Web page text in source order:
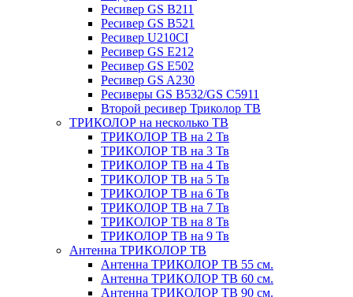
Ресивер GS B211
Ресивер GS B521
Ресивер U210CI
Ресивер GS E212
Ресивер GS E502
Ресивер GS A230
Ресиверы GS B532/GS C5911
Второй ресивер Триколор ТВ
ТРИКОЛОР на несколько ТВ
ТРИКОЛОР ТВ на 2 Тв
ТРИКОЛОР ТВ на 3 Тв
ТРИКОЛОР ТВ на 4 Тв
ТРИКОЛОР ТВ на 5 Тв
ТРИКОЛОР ТВ на 6 Тв
ТРИКОЛОР ТВ на 7 Тв
ТРИКОЛОР ТВ на 8 Тв
ТРИКОЛОР ТВ на 9 Тв
Антенна ТРИКОЛОР ТВ
Антенна ТРИКОЛОР ТВ 55 см.
Антенна ТРИКОЛОР ТВ 60 см.
Антенна ТРИКОЛОР ТВ 90 см.